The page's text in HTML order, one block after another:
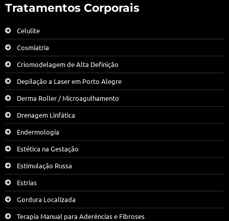
Tratamentos Corporais
Celulite
Cosmiatria
Criomodelagem de Alta Definição
Depilação a Laser em Porto Alegre
Derma Roller / Microagulhamento
Drenagem Linfática
Endermologia
Estética na Gestação
Estimulação Russa
Estrias
Gordura Localizada
Terapia Manual para Aderências e Fibroses